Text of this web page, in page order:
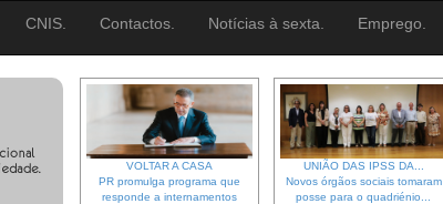
CNIS. Contactos. Notícias à sexta. Emprego.
VOLTAR A CASA
PR promulga programa que
responde a internamentos
UNIÃO DAS IPSS DA...
Novos órgãos sociais tomaram
posse para o quadriénio...